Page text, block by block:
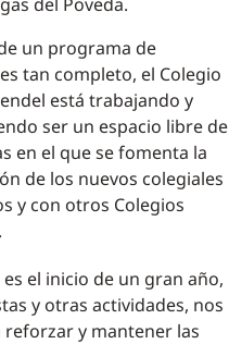
un programa de
tan completo, el Colegio
está trabajando y
ser un espacio libre de
en el que se fomenta la
de los nuevos colegiales
y con otros Colegios
es el inicio de un gran año,
y otras actividades, nos
reforzar y mantener las